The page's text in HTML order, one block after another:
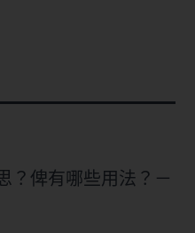
？俾有哪些用法？－